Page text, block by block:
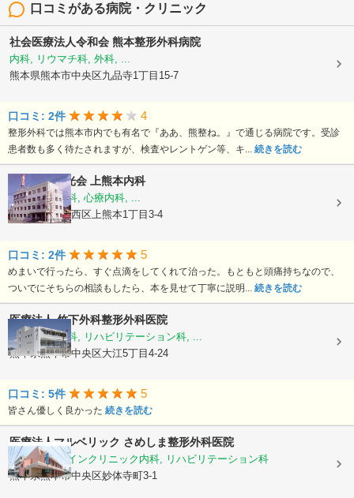
口コミがある病院・クリニック
社会医療法人令和会 熊本整形外科病院
内科, リウマチ科, 外科, ...
熊本県熊本市中央区九品寺1丁目15-7
口コミ: 2件 4
整形外科では熊本市内でも有名で『ああ、熊整ね。』で通じる病院です。受診
患者数も多く待たされますが、検査やレントゲン等、キ... 続きを読む
医療法人陽光会 上熊本内科
内科, 神経内科, 心療内科, ...
熊本県熊本市西区上熊本1丁目3-4
口コミ: 2件 5
めまいで行ったら、すぐ点滴をしてくれて治った。もともと頭痛持ちなので、
ついでにそちらの相談もしたら、本を見せて丁寧に説明... 続きを読む
医療法人竹下外科整形外科医院
外科, 整形外科, リハビリテーション科, ...
熊本県熊本市中央区大江5丁目4-24
口コミ: 5件 5
皆さん優しく良かった 続きを読む
医療法人マルベリック さめしま整形外科医院
整形外科, ペインクリニック内科, リハビリテーション科
熊本県熊本市中央区妙体寺町3-1